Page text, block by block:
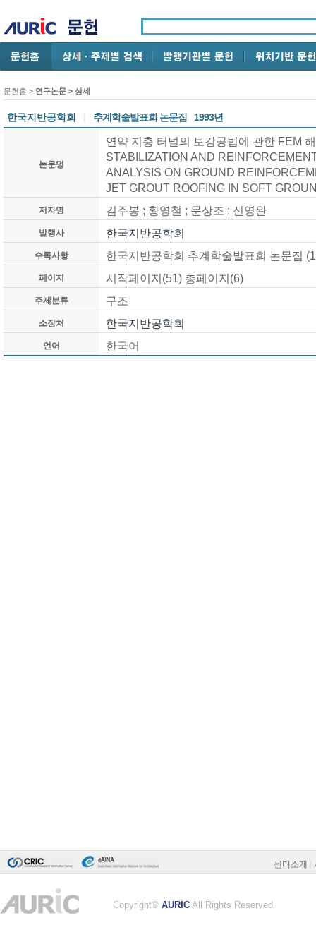
문헌홈 > 연구논문 > 상세
한국지반공학회 | 추계학술발표회 논문집 1993년
논문명
연약 지층 터널의 보강공법에 관한 FEM
STABILIZATION AND
ANALYSIS ON GROUND
JET GROUT ROOFING IN SOFT
저자명 김주봉 ; 황영철 ; 문상조 ; 신영완
발행사 한국지반공학회
수록사항 한국지반공학회 추계학술발표회 논문집
페이지 시작페이지(51) 총페이지(6)
주제분류 구조
소장처 한국지반공학회
언어 한국어
센터소개
Copyright© AURIC All Rights Reserved.